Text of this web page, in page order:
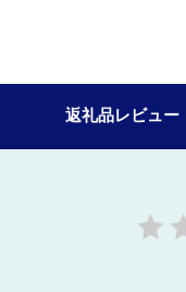
返礼品レビュー